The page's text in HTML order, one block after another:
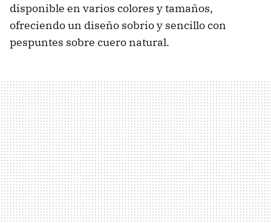
disponible en varios colores y tamaños,
ofreciendo un diseño sobrio y sencillo con
pespuntes sobre cuero natural.